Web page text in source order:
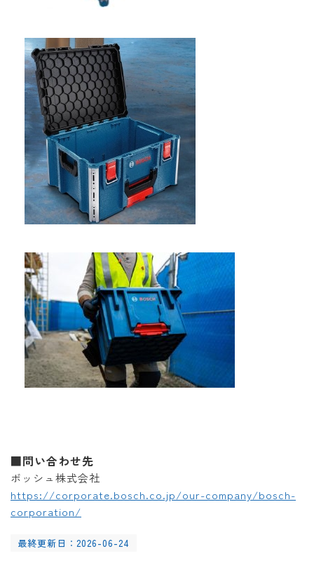
■問い合わせ先
ボッシュ株式会社
https://corporate.bosch.co.jp/our-company/bosch-
corporation/
最終更新日：2026-06-24